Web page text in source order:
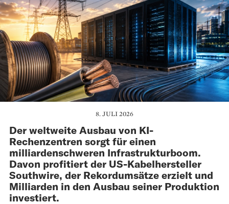
8. JULI 2026
Der weltweite Ausbau von KI-
Rechenzentren sorgt für einen
milliardenschweren Infrastrukturboom.
Davon profitiert der US-Kabelhersteller
Southwire, der Rekordumsätze erzielt und
Milliarden in den Ausbau seiner Produktion
investiert.